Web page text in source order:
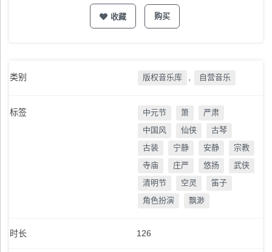
收藏 购买
类别 版权音乐库 自营音乐
标签 中元节 箫
严肃
中国风
仙侠
古琴
古装
宁静 安静
宗教
寺庙
庄严 悠扬
武侠
清明节
空灵
笛子
角色扮演
飘渺
时长 126